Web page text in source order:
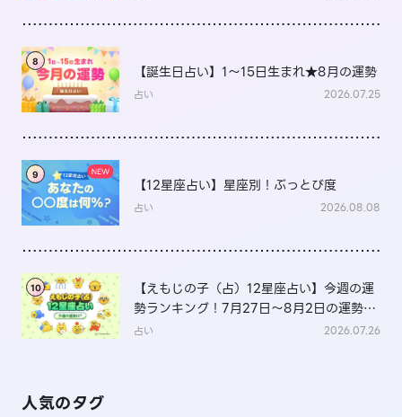
8
【誕生日占い】1～15日生まれ★8月の運勢
占い 2026.07.25
9
【12星座占い】星座別！ぶっとび度
占い 2026.08.08
10
【えもじの子（占）12星座占い】今週の運
勢ランキング！7月27日～8月2日の運勢
は？
占い 2026.07.26
人気のタグ